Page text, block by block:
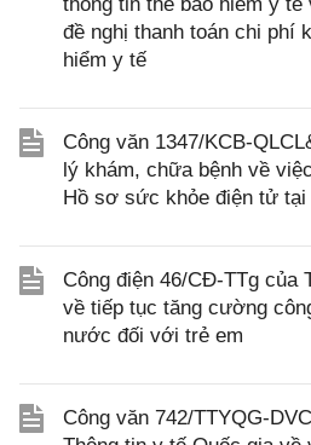
đề nghị thanh toán chi phí
hiểm y tế
Công văn 1347/KCB-
lý khám, chữa bệnh về
Hồ sơ sức khỏe điện tử
Công điện 46/CĐ-TTg của
về tiếp tục tăng cường
nước đối với trẻ em
Công văn 742/TTYQG-